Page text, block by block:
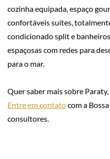
cozinha equipada, espaço
confortáveis suítes,
condicionado split e
espaçosas com redes para
para o mar.
Quer saber mais sobre
Entre em contatocom a
consultores.